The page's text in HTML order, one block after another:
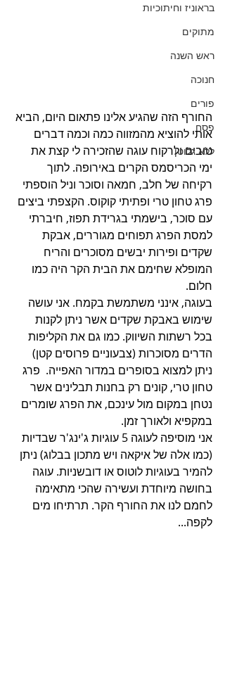
בראוניז וחיתוכיות
מתוקים
ראש השנה
חנוכה
פורים
פסח
ללא גלוטן
החורף הזה שהגיע אלינו פתאום היום, הביא
אותי להוציא מהמזווה כמה וכמה דברים
טובים ולרקוח עוגה שהזכירה לי קצת את
ימי הכריסמס הקרים באירופה. לתוך
רקיחה של חלב, חמאה וסוכר וניל הוספתי
פרג טחון טרי ופתיתי קוקוס. הקצפתי ביצים
עם סוכר, בישמתי בגרידת תפוז, חיברתי
למסת הפרג תפוחים מגוררים, אבקת
שקדים ופירות יבשים מסוכרים והריח
המופלא שחימם את הבית הקר היה כמו
חלום.
בעוגה, אינני משתמשת בקמח. אני עושה
שימוש באבקת שקדים אשר ניתן לקנות
בכל רשתות השיווק. כמו גם את הקליפות
הדרים מסוכרות (צבעוניים פרוסים קטן)
ניתן למצוא בסופרים במדור האפייה.  פרג
טחון טרי, קונים רק בחנות תבלינים אשר
נטחן במקום מול עינכם, את הפרג שומרים
במקפיא ולאורך זמן.
אני מוסיפה לעוגה 5 עוגיות ג'ינג'ר שבדיות
(כמו אלה של איקאה ויש מתכון בבלוג) ניתן
להמיר בעוגיות לוטוס או דובשניות. עוגה
בחושה מיוחדת ועשירה שהכי מתאימה
לחמם לנו את החורף הקר. תרתיחו מים
לקפה...